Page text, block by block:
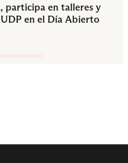
participa en talleres y
en el Día Abierto